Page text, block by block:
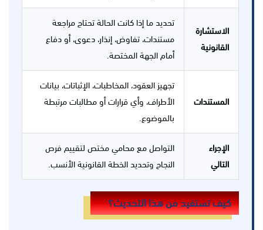
الاستشارة
القانونية
تحديد ما إذا كانت الحالة تحتاج مراجعة
مستندات، تفاوض، إنذار، دعوى، أو دفاع
أمام الجهة المختصة.
المستندات
تجهيز العقود، المخاطبات، الإثباتات، بيانات
الأطراف، وأي قرارات أو مطالبات مرتبطة
بالموضوع.
الإجراء
التالي
التواصل مع محامي مختص لتقييم فرص
النجاح وتحديد الخطة القانونية الأنسب.
كيف تستفيد من هذا التحديث؟